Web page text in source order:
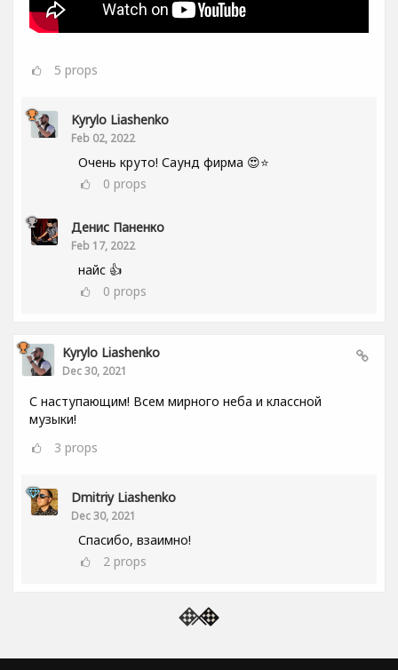
5 props
Kyrylo Liashenko
Feb 02, 2022
Очень круто! Саунд фирма 😍⭐
0 props
Денис Паненко
Feb 17, 2022
найс 👍
0 props
Kyrylo Liashenko
Dec 30, 2021
С наступающим! Всем мирного неба и классной
музыки!
3 props
Dmitriy Liashenko
Dec 30, 2021
Спасибо, взаимно!
2 props